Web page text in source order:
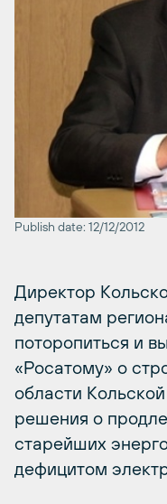
Publish date: 12/12/2012
Директор
депутатам
поторопиться и
«Росатому» о
области
решения о
старейших
дефицитом